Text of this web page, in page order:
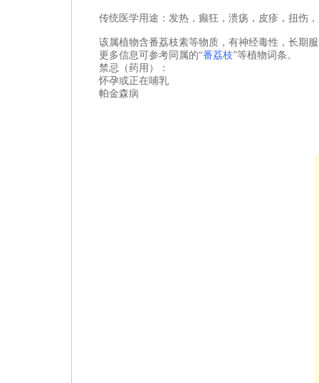
传统医学用途：发热，癫狂，溃疡，皮疹，扭伤
该属植物含番荔枝素等物质，有神经毒性，长期
更多信息可参考同属的“番荔枝”等植物词条。
禁忌（药用）：
怀孕或正在哺乳
帕金森病